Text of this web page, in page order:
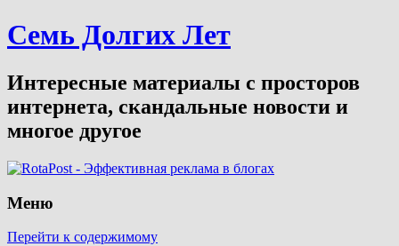
Семь Долгих Лет
Интересные материалы с просторов
интернета, скандальные новости и
многое другое
Меню
Перейти к содержимому